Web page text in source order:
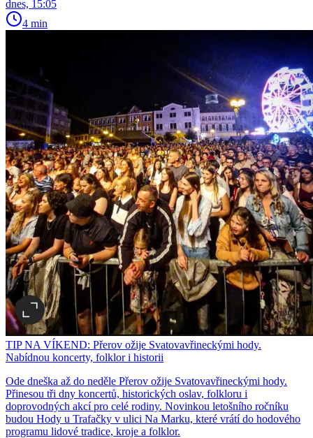
dnes, 15:05
4 min
TIP NA VÍKEND: Přerov ožije Svatovavřineckými hody.
Nabídnou koncerty, folklor i historii
Ode dneška až do neděle Přerov ožije Svatovavřineckými hody.
Přinesou tři dny koncertů, historických oslav, folkloru i
doprovodných akcí pro celé rodiny. Novinkou letošního ročníku
budou Hody u Trafačky v ulici Na Marku, které vrátí do hodového
programu lidové tradice, kroje a folklor.